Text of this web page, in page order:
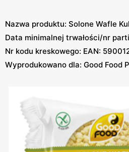
Nazwa produktu: Solone Wafle
Data minimalnej trwałości/nr
Nr kodu kreskowego: EAN:
Wyprodukowano dla: Good Food